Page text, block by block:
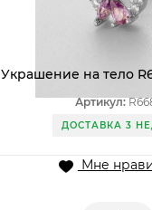
Украшение на тело
Артикул:
ДОСТАВКА 3
Мне